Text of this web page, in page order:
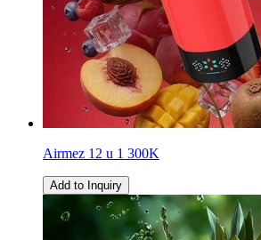
Airmez 12 u 1 300K
Add to Inquiry